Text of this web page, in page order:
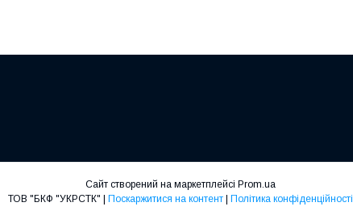
Сайт створений на маркетплейсі Prom.ua
Поскаржитися на контент Політика конфіденційності